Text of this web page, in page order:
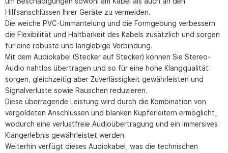
Hilfsanschlüssen Ihrer Geräte zu vermeiden.
Die weiche PVC-Ummantelung und die Formgebung verbessern
die Flexibilität und Haltbarkeit des Kabels zusätzlich und sorgen
für eine robuste und langlebige Verbindung.
Mit dem Audiokabel (Stecker auf Stecker) können Sie Stereo-
Audio nahtlos übertragen und so für eine hohe Klangqualität
sorgen, gleichzeitig aber Zuverlässigkeit gewährleisten und
Signalverluste sowie Rauschen reduzieren.
Diese überragende Leistung wird durch die Kombination von
vergoldeten Anschlüssen und blanken Kupferleitern ermöglicht,
wodurch eine verlustfreie Audioübertragung und ein immersives
Klangerlebnis gewährleistet werden.
Weiterhin verfügt dieses Audiokabel, was die technischen